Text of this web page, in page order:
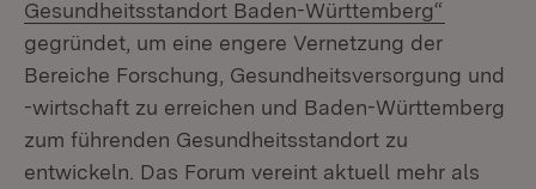
Gesundheitsstandort Baden-Württemberg“
gegründet, um eine engere Vernetzung der
Bereiche Forschung, Gesundheitsversorgung und
-wirtschaft zu erreichen und Baden-Württemberg
zum führenden Gesundheitsstandort zu
entwickeln. Das Forum vereint aktuell mehr als